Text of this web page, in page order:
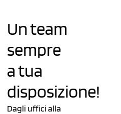
Un team
sempre
a tua
disposizione!
Dagli uffici alla